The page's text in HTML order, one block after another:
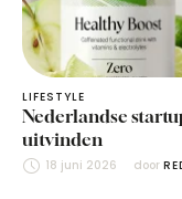
LIFESTYLE
Nederlandse
uitvinden
18 juni 2026 door